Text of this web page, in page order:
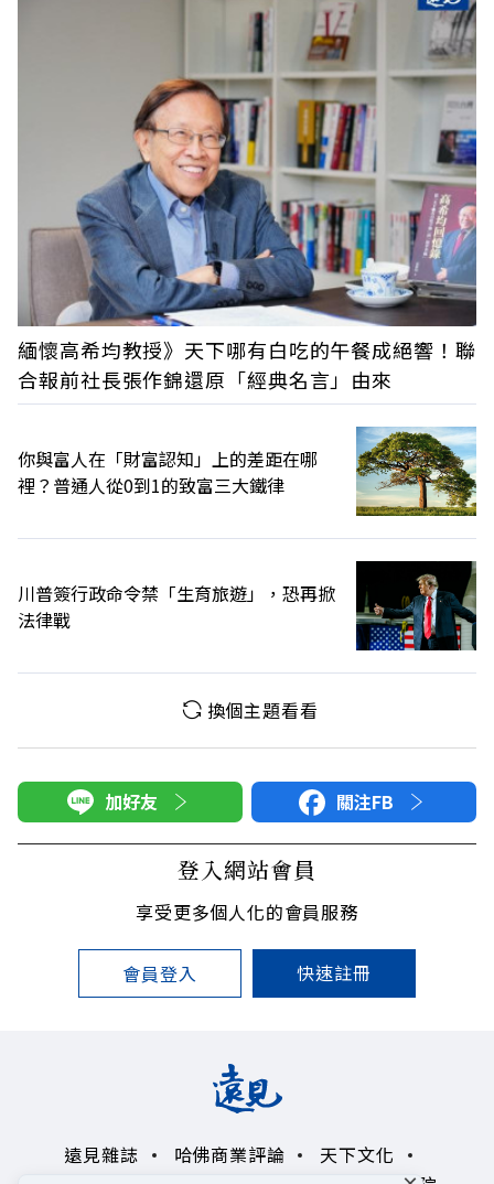
緬懷高希均教授》天下哪有白吃的午餐成絕響！聯
合報前社長張作錦還原「經典名言」由來
你與富人在「財富認知」上的差距在哪
裡？普通人從0到1的致富三大鐵律
川普簽行政命令禁「生育旅遊」，恐再掀
法律戰
換個主題看看
加好友 關注FB
登入網站會員
享受更多個人化的會員服務
會員登入 快速註冊
遠見雜誌 哈佛商業評論
天下文化